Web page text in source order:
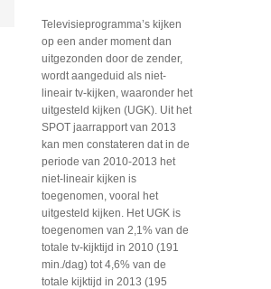
Televisieprogramma’s kijken
op een ander moment dan
uitgezonden door de zender,
wordt aangeduid als niet-
lineair tv-kijken, waaronder het
uitgesteld kijken (UGK). Uit het
SPOT jaarrapport van 2013
kan men constateren dat in de
periode van 2010-2013 het
niet-lineair kijken is
toegenomen, vooral het
uitgesteld kijken. Het UGK is
toegenomen van 2,1% van de
totale tv-kijktijd in 2010 (191
min./dag) tot 4,6% van de
totale kijktijd in 2013 (195